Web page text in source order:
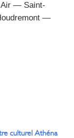
Air — Saint-
—
culturel Athéna